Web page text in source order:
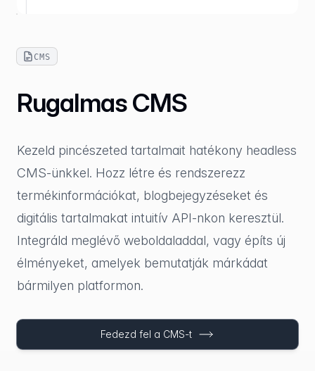
CMS
Rugalmas CMS
Kezeld pincészeted tartalmait hatékony headless
CMS-ünkkel. Hozz létre és rendszerezz
termékinformációkat, blogbejegyzéseket és
digitális tartalmakat intuitív API-nkon keresztül.
Integráld meglévő weboldaladdal, vagy építs új
élményeket, amelyek bemutatják márkádat
bármilyen platformon.
Fedezd fel a CMS-t